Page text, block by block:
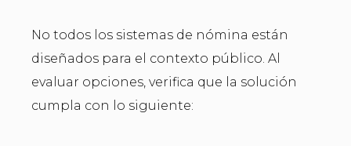
No todos los sistemas de nómina están
diseñados para el contexto público. Al
evaluar opciones, verifica que la solución
cumpla con lo siguiente: